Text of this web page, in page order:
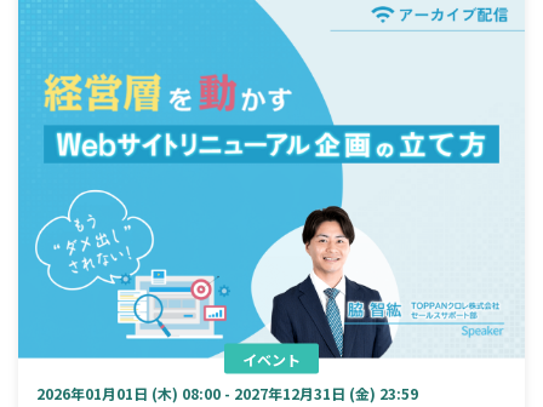
イベント
2026年01月01日 (木) 08:00 - 2027年12月31日 (金) 23:59